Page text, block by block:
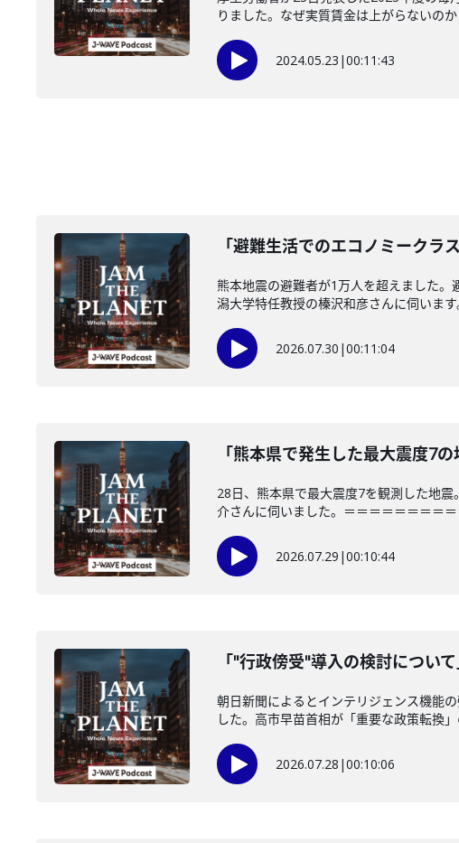
りました。なぜ実質賃金は上がらないのか
2024.05.23 |00:11:43
「避難生活でのエコノミーク
熊本地震の避難者が1万人を超えました
潟大学特任教授の榛沢和彦さんに伺います
2026.07.30 |00:11:04
「熊本県で発生した最大震度7
28日、熊本県で最大震度7を観測した地
介さんに伺いました。＝＝＝＝＝＝＝＝
2026.07.29 |00:10:44
「"行政傍受"導入の検討につい
朝日新聞によるとインテリジェンス機能
した。高市早苗首相が「重要な政策転換
2026.07.28 |00:10:06